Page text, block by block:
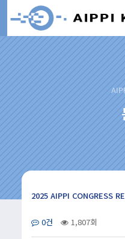
2025 AIPPI CONGRESS
0건 1,807회